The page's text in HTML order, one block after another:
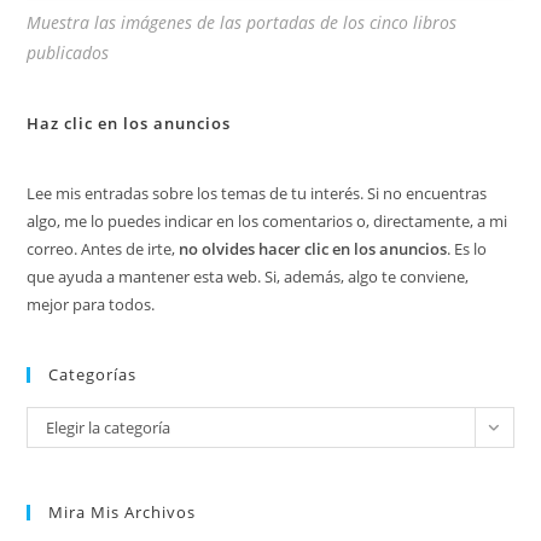
Muestra las imágenes de las portadas de los cinco libros
publicados
Haz clic en los anuncios
Lee mis entradas sobre los temas de tu interés. Si no encuentras
algo, me lo puedes indicar en los comentarios o, directamente, a mi
correo. Antes de irte, no olvides hacer clic en los anuncios. Es lo
que ayuda a mantener esta web. Si, además, algo te conviene,
mejor para todos.
Categorías
Categorías
Elegir la categoría
Mira Mis Archivos